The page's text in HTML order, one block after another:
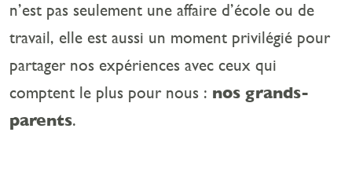
n’est pas seulement une affaire d’école ou de
travail, elle est aussi un moment privilégié pour
partager nos expériences avec ceux qui
comptent le plus pour nous : nos grands-
parents.